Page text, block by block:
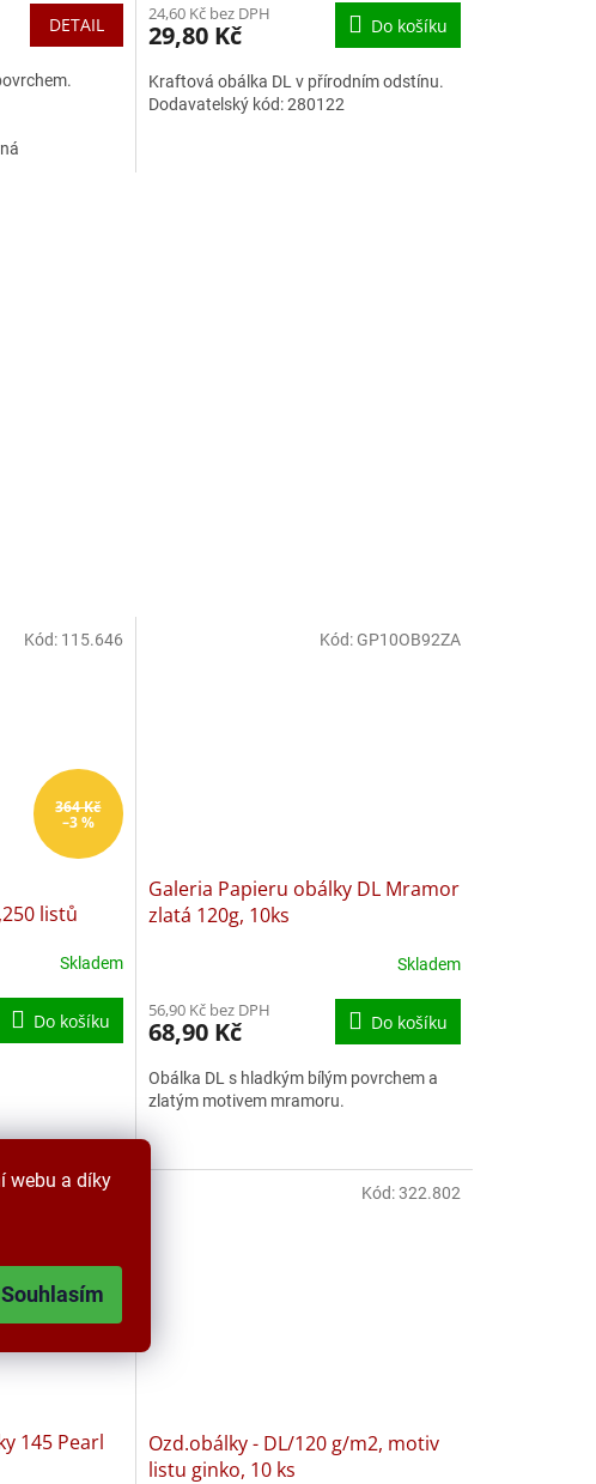
webu a díky
Souhlasím
DETAIL 24,60 Kč bez DPH
29,80 Kč Do košíku
Kraftová obálka DL v přírodním odstínu.
Dodavatelský kód: 280122
364 Kč
–3 %
listů
Skladem
Do košíku
Kód: 115.646
Galeria Papieru obálky DL Mramor
zlatá 120g, 10ks
Skladem
56,90 Kč bez DPH
68,90 Kč Do košíku
Obálka DL s hladkým bílým povrchem a
zlatým motivem mramoru.
Kód: GP10OB92ZA
145 Pearl
GP10OB57CV
Ozd.obálky - DL/120 g/m2, motiv
listu ginko, 10 ks
Kód:322.802